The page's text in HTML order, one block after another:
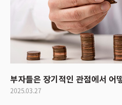
부자들은 장기적인 관점에서 어
2025.03.27